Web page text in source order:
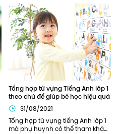
chinh phục Tiếng Anh của bé. Vì
là nền tảng đầu tiên nên phần
kiến thức này cần được củng cố
chắc chắn. Vậy nên áp dụng
phương pháp nào để trẻ có thể
nắm chắc ngữ pháp Tiếng Anh
ngay từ khi học lớp 1?
Tổng hợp từ vựng Tiếng Anh lớp 1
theo chủ đề giúp bé học hiệu quả
31/08/2021
Tổng hợp từ vựng tiếng Anh lớp 1
mà phụ huynh có thể tham khảo.